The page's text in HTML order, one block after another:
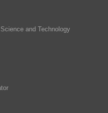
and Technology